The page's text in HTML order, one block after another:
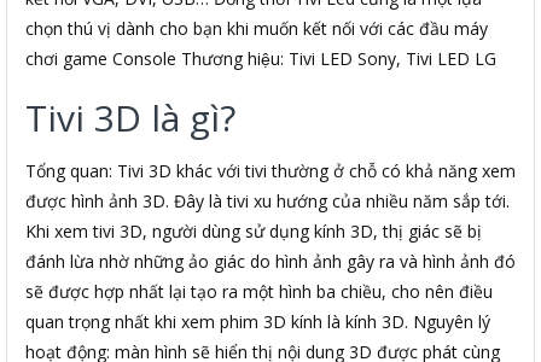
chọn thú vị dành cho bạn khi muốn kết nối với các đầu máy
chơi game Console Thương hiệu: Tivi LED Sony, Tivi LED LG
Tivi 3D là gì?
Tổng quan: Tivi 3D khác với tivi thường ở chỗ có khả năng xem
được hình ảnh 3D. Đây là tivi xu hướng của nhiều năm sắp tới.
Khi xem tivi 3D, người dùng sử dụng kính 3D, thị giác sẽ bị
đánh lừa nhờ những ảo giác do hình ảnh gây ra và hình ảnh đó
sẽ được hợp nhất lại tạo ra một hình ba chiều, cho nên điều
quan trọng nhất khi xem phim 3D kính là kính 3D. Nguyên lý
hoạt động: màn hình sẽ hiển thị nội dung 3D được phát cùng